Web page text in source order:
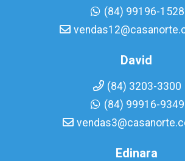
(84) 99196-1528
David
(84) 3203-3300
(84) 99916-9349
Edinara